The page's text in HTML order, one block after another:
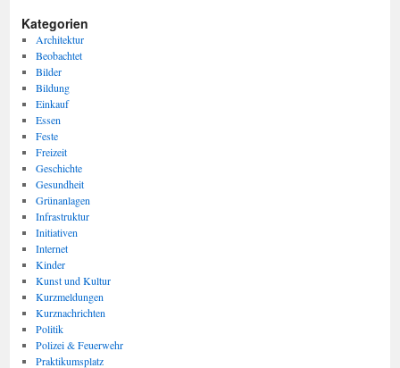
Kategorien
Architektur
Beobachtet
Bilder
Bildung
Einkauf
Essen
Feste
Freizeit
Geschichte
Gesundheit
Grünanlagen
Infrastruktur
Initiativen
Internet
Kinder
Kunst und Kultur
Kurzmeldungen
Kurznachrichten
Politik
Polizei & Feuerwehr
Praktikumsplatz